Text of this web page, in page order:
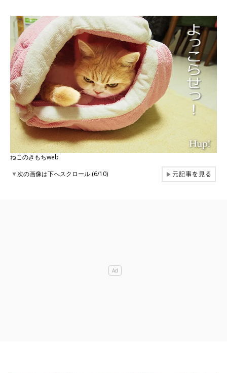
ねこのきもちweb
▼次の画像は下へスクロール (6/10) ▶元記事を見る